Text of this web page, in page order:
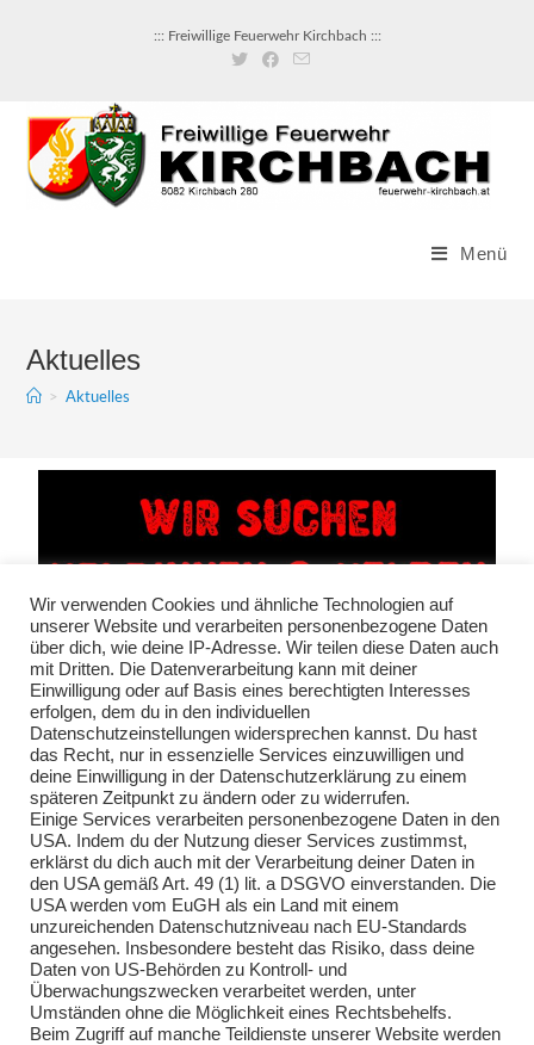
::: Freiwillige Feuerwehr Kirchbach :::
Menü
Aktuelles
> Aktuelles
Wir verwenden Cookies und ähnliche Technologien auf
unserer Website und verarbeiten personenbezogene Daten
über dich, wie deine IP-Adresse. Wir teilen diese Daten auch
mit Dritten. Die Datenverarbeitung kann mit deiner
Einwilligung oder auf Basis eines berechtigten Interesses
erfolgen, dem du in den individuellen
Datenschutzeinstellungen widersprechen kannst. Du hast
das Recht, nur in essenzielle Services einzuwilligen und
deine Einwilligung in der Datenschutzerklärung zu einem
späteren Zeitpunkt zu ändern oder zu widerrufen.
Einige Services verarbeiten personenbezogene Daten in den
USA. Indem du der Nutzung dieser Services zustimmst,
erklärst du dich auch mit der Verarbeitung deiner Daten in
den USA gemäß Art. 49 (1) lit. a DSGVO einverstanden. Die
USA werden vom EuGH als ein Land mit einem
unzureichenden Datenschutzniveau nach EU-Standards
angesehen. Insbesondere besteht das Risiko, dass deine
Daten von US-Behörden zu Kontroll- und
Überwachungszwecken verarbeitet werden, unter
Umständen ohne die Möglichkeit eines Rechtsbehelfs.
Beim Zugriff auf manche Teildienste unserer Website werden